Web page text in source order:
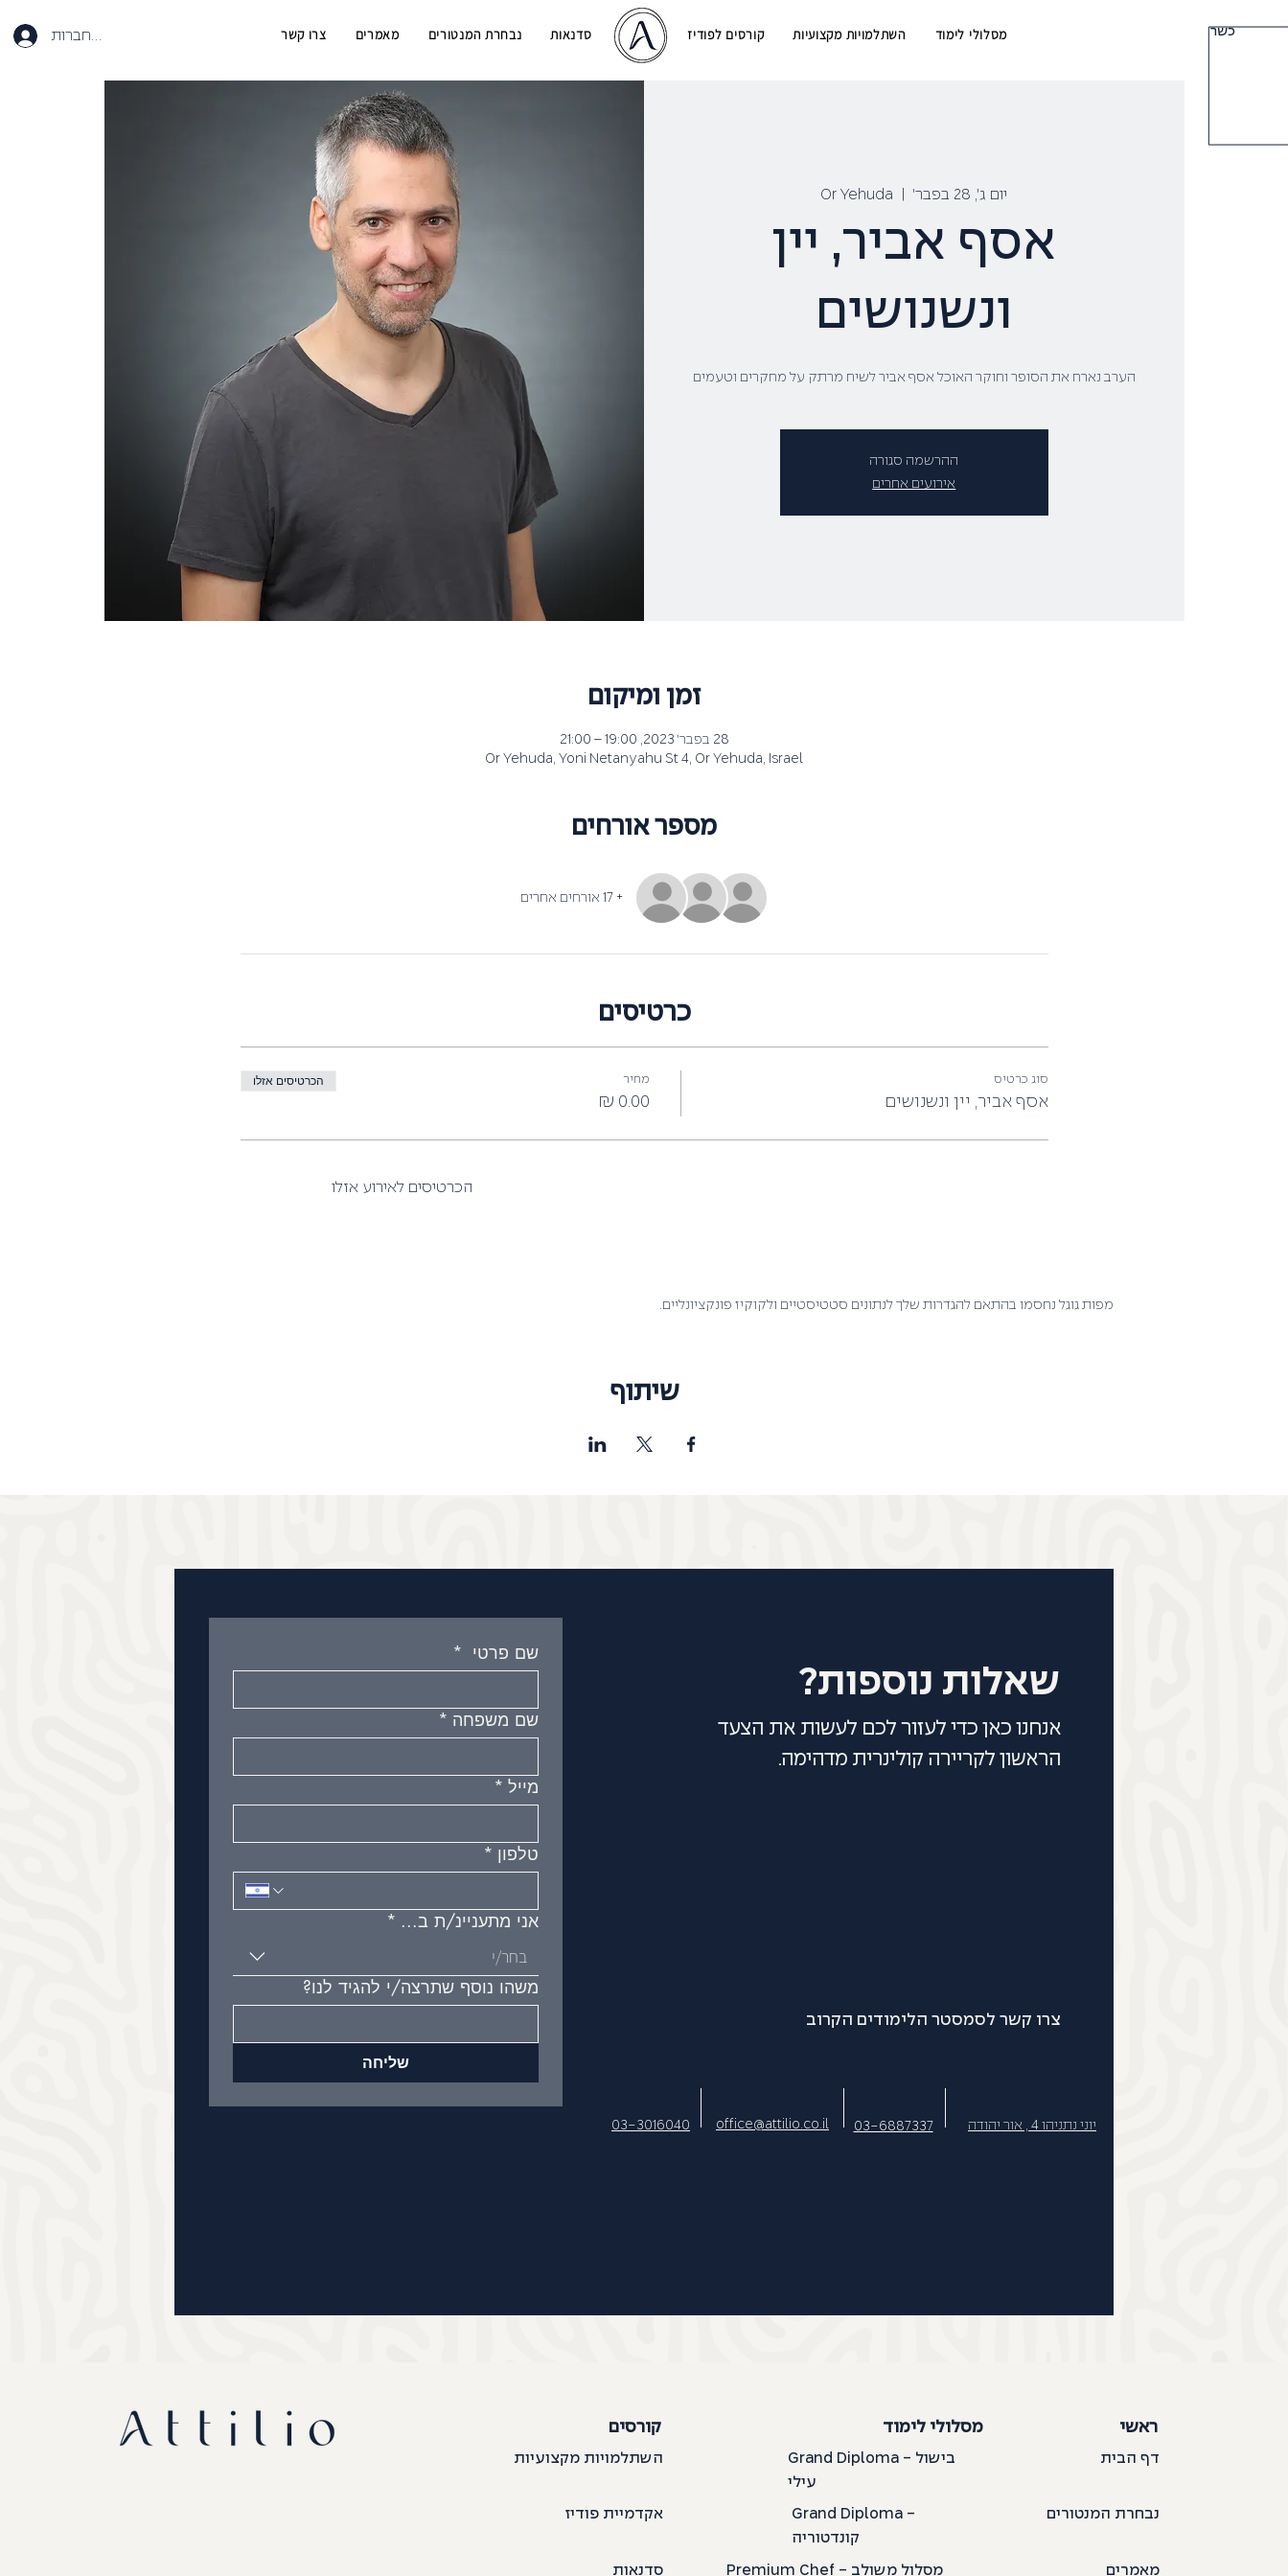
להתחברות מסלולי לימוד השתלמויות מקצועיות קורסים לפודיז דף בית סדנאות נבחרת המנטורים מאמרים צרו קשר כשר
יום ג׳, 28 בפבר׳
  |
Or Yehuda
אסף אביר, יין
ונשנושים
הערב נארח את הסופר וחוקר האוכל אסף אביר לשיח מרתק על מחקרים וטעמים
ההרשמה סגורה
אירועים אחרים
זמן ומיקום
28 בפבר׳ 2023, 19:00 – 21:00
Or Yehuda, Yoni Netanyahu St 4, Or Yehuda, Israel
מספר אורחים
+ 17 אורחים אחרים
כרטיסים
סוג כרטיס
אסף אביר, יין ונשנושים
מחיר הכרטיסים אזלו
הכרטיסים לאירוע אזלו
מפות גוגל נחסמו בהתאם להגדרות שלך לנתונים סטטיסטיים ולקוקיז פונקציונליים.
שיתוף
שם פרטי *
שם משפחה *
מייל *
טלפון *
אני מתעניינ/ת ב... *
בחר/י
משהו נוסף שתרצה/י להגיד לנו?
שליחה
שאלות נוספות?
אנחנו כאן כדי לעזור לכם לעשות את הצעד
הראשון לקריירה קולינרית מדהימה.
צרו קשר לסמסטר הלימודים הקרוב
office@attilio.co.il יוני נתניהו 4 , אור יהודה 03-3016040 03-6887337
קורסים
השתלמויות מקצועיות
אקדמיית פודיז
סדנאות
מסלולי לימוד
Grand Diploma - בישול
עילי
Grand Diploma -
קונדטוריה
Premium Chef - מסלול משולב
ראשי
דף הבית
נבחרת המנטורים
מאמרים